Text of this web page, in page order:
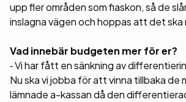
upp fler områden som fiaskon, så de
inslagna vägen och hoppas att det ska
Vad innebär budgeten mer för er?
‑ Vi har fått en sänkning av
Nu ska vi jobba för att vinna tillbaka de
lämnade a-kassan då den